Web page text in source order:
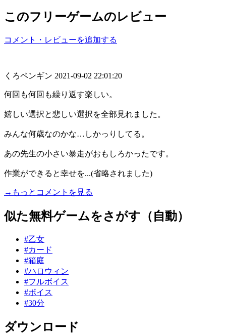
このフリーゲームのレビュー
コメント・レビューを追加する
くろペンギン 2021-09-02 22:01:20
何回も何回も繰り返す楽しい。
嬉しい選択と悲しい選択を全部見れました。
みんな何歳なのかな…しかっりしてる。
あの先生の小さい暴走がおもしろかったです。
作業ができると幸せを...(省略されました)
→もっとコメントを見る
似た無料ゲームをさがす（自動）
#乙女
#カード
#箱庭
#ハロウィン
#フルボイス
#ボイス
#30分
ダウンロード